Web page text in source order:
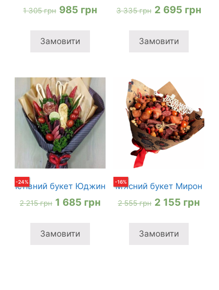
1 305грн Оригінальна
1
985 грн Поточна
Замовити
3 335грн Оригінальна
3
2 695 грн
Замовити
-24%
Їстівний букет Юджин
2 215грн Оригінальна
2
1 685 грн Поточна
Замовити
-16%
М’ясний букет Мирон
2 555грн Оригінальна
2
2 155 грн
Замовити